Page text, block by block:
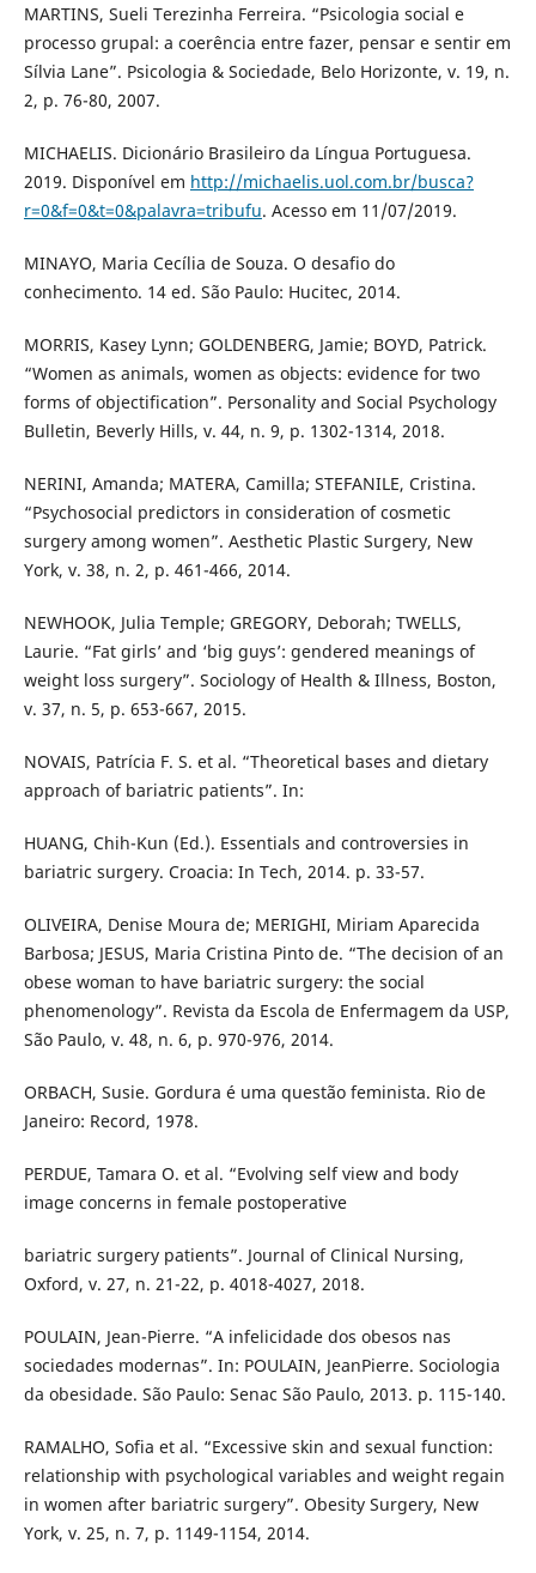
MARTINS, Sueli Terezinha Ferreira. “Psicologia social e
processo grupal: a coerência entre fazer, pensar e sentir em
Sílvia Lane”. Psicologia & Sociedade, Belo Horizonte, v. 19, n.
2, p. 76-80, 2007.
MICHAELIS. Dicionário Brasileiro da Língua Portuguesa.
2019. Disponível em http://michaelis.uol.com.br/busca?
r=0&f=0&t=0&palavra=tribufu. Acesso em 11/07/2019.
MINAYO, Maria Cecília de Souza. O desafio do
conhecimento. 14 ed. São Paulo: Hucitec, 2014.
MORRIS, Kasey Lynn; GOLDENBERG, Jamie; BOYD, Patrick.
“Women as animals, women as objects: evidence for two
forms of objectification”. Personality and Social Psychology
Bulletin, Beverly Hills, v. 44, n. 9, p. 1302-1314, 2018.
NERINI, Amanda; MATERA, Camilla; STEFANILE, Cristina.
“Psychosocial predictors in consideration of cosmetic
surgery among women”. Aesthetic Plastic Surgery, New
York, v. 38, n. 2, p. 461-466, 2014.
NEWHOOK, Julia Temple; GREGORY, Deborah; TWELLS,
Laurie. “Fat girls’ and ‘big guys’: gendered meanings of
weight loss surgery”. Sociology of Health & Illness, Boston,
v. 37, n. 5, p. 653-667, 2015.
NOVAIS, Patrícia F. S. et al. “Theoretical bases and dietary
approach of bariatric patients”. In:
HUANG, Chih-Kun (Ed.). Essentials and controversies in
bariatric surgery. Croacia: In Tech, 2014. p. 33-57.
OLIVEIRA, Denise Moura de; MERIGHI, Miriam Aparecida
Barbosa; JESUS, Maria Cristina Pinto de. “The decision of an
obese woman to have bariatric surgery: the social
phenomenology”. Revista da Escola de Enfermagem da USP,
São Paulo, v. 48, n. 6, p. 970-976, 2014.
ORBACH, Susie. Gordura é uma questão feminista. Rio de
Janeiro: Record, 1978.
PERDUE, Tamara O. et al. “Evolving self view and body
image concerns in female postoperative
bariatric surgery patients”. Journal of Clinical Nursing,
Oxford, v. 27, n. 21-22, p. 4018-4027, 2018.
POULAIN, Jean-Pierre. “A infelicidade dos obesos nas
sociedades modernas”. In: POULAIN, JeanPierre. Sociologia
da obesidade. São Paulo: Senac São Paulo, 2013. p. 115-140.
RAMALHO, Sofia et al. “Excessive skin and sexual function:
relationship with psychological variables and weight regain
in women after bariatric surgery”. Obesity Surgery, New
York, v. 25, n. 7, p. 1149-1154, 2014.